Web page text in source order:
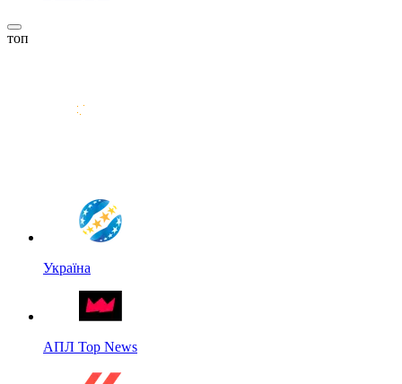
топ
Україна
АПЛ Top News